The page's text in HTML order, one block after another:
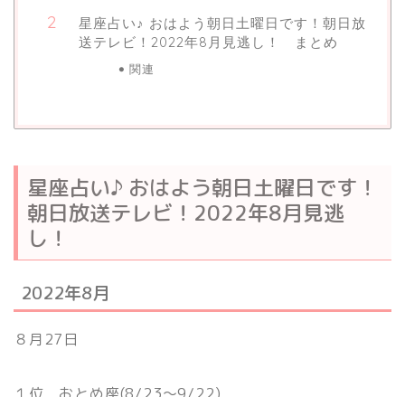
星座占い♪ おはよう朝日土曜日です！朝日放
送テレビ！2022年8月見逃し！ まとめ
関連
星座占い♪ おはよう朝日土曜日です！
朝日放送テレビ！2022年8月見逃
し！
2022年8月
８月27日